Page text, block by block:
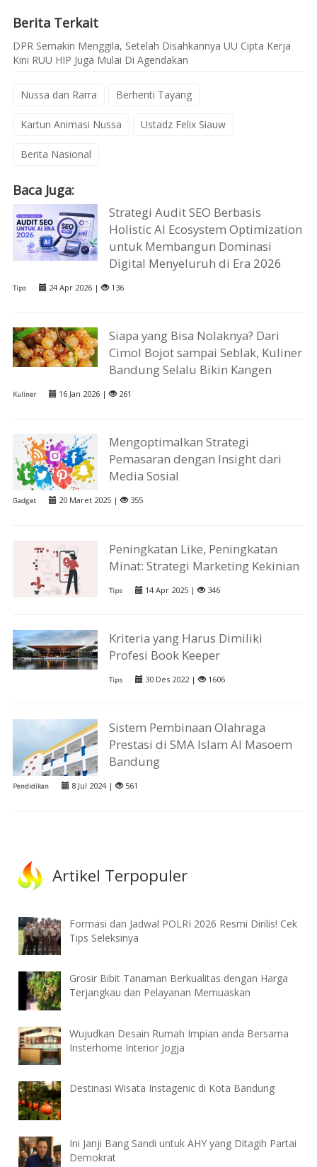
Berita Terkait
DPR Semakin Menggila, Setelah Disahkannya UU Cipta Kerja
Kini RUU HIP Juga Mulai Di Agendakan
Nussa dan Rarra Berhenti Tayang
Kartun Animasi Nussa Ustadz Felix Siauw
Berita Nasional
Baca Juga:
Strategi Audit SEO Berbasis
Holistic AI Ecosystem Optimization
untuk Membangun Dominasi
Digital Menyeluruh di Era 2026
Tips 24 Apr 2026 | 136
Siapa yang Bisa Nolaknya? Dari
Cimol Bojot sampai Seblak, Kuliner
Bandung Selalu Bikin Kangen
Kuliner 16 Jan 2026 | 261
Mengoptimalkan Strategi
Pemasaran dengan Insight dari
Media Sosial
Gadget 20 Maret 2025 | 355
Peningkatan Like, Peningkatan
Minat: Strategi Marketing Kekinian
Tips 14 Apr 2025 | 346
Kriteria yang Harus Dimiliki
Profesi Book Keeper
Tips 30 Des 2022 | 1606
Sistem Pembinaan Olahraga
Prestasi di SMA Islam Al Masoem
Bandung
Pendidikan 8 Jul 2024 | 561
Artikel Terpopuler
Formasi dan Jadwal POLRI 2026 Resmi Dirilis! Cek
Tips Seleksinya
Grosir Bibit Tanaman Berkualitas dengan Harga
Terjangkau dan Pelayanan Memuaskan
Wujudkan Desain Rumah Impian anda Bersama
Insterhome Interior Jogja
Destinasi Wisata Instagenic di Kota Bandung
Ini Janji Bang Sandi untuk AHY yang Ditagih Partai
Demokrat